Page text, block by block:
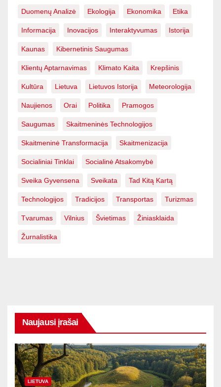
Duomenų Analizė Ekologija Ekonomika Etika
Informacija Inovacijos Interaktyvumas Istorija
Kaunas Kibernetinis Saugumas
Klientų Aptarnavimas Klimato Kaita Krepšinis
Kultūra Lietuva Lietuvos Istorija Meteorologija
Naujienos Orai Politika Pramogos
Saugumas Skaitmeninės Technologijos
Skaitmeninė Transformacija Skaitmenizacija
Socialiniai Tinklai Socialinė Atsakomybė
Sveika Gyvensena Sveikata Tad Kitą Kartą
Technologijos Tradicijos Transportas Turizmas
Tvarumas Vilnius Švietimas Žiniasklaida
Žurnalistika
Naujausi įrašai
LIETUVA